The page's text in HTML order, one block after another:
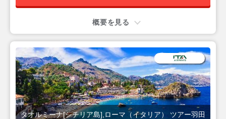
概要を見る
タオルミーナ[シチリア島],ローマ（イタリア） ツアー羽田